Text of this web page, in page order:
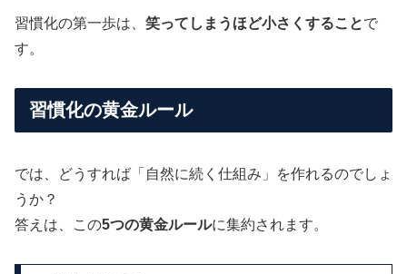
習慣化の第一歩は、 笑ってしまうほど小さくすることで
す。
習慣化の黄金ルール
では、どうすれば「自然に続く仕組み」を作れるのでしょ
うか？
答えは、この5つの黄金ルールに集約されます。